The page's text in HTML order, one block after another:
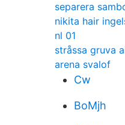
separera
nikita hair
nl 01
stråssa gruva
arena svalof
Cw
BoMjh